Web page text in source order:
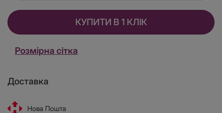
КУПИТИ В 1 КЛІК
Розмірна сітка
Доставка
Нова Пошта